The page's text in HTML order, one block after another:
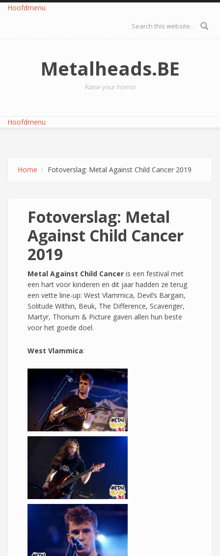
Overslaan en naar de inhoud gaan
Hoofdmenu
Zoekveld
Metalheads.BE
Raise your horns!
Hoofdmenu
Home Fotoverslag: Metal Against Child Cancer 2019
Fotoverslag: Metal
Against Child Cancer
2019
Metal Against Child Cancer is een festival met
een hart voor kinderen en dit jaar hadden ze terug
een vette line-up: West Vlammica, Devil’s Bargain,
Solitude Within, Beuk, The Difference, Scavenger,
Martyr, Thorium & Picture gaven allen hun beste
voor het goede doel.
West Vlammica: